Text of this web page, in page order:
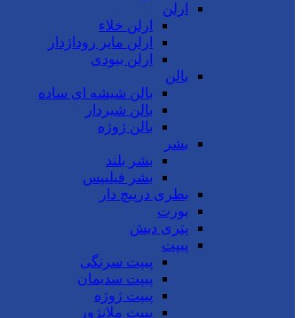
ارلن
ارلن خلاء
ارلن مایر روداژدار
ارلن بیودی
بالن
بالن شیشه ای ساده
بالن شیردار
بالن ژوژه
بشر
بشر بلند
بشر فیلیپس
بطری درپیچ دار
بورت
پتری دیش
پیپت
پیپت سرنگی
پیپت سدیمان
پیپت ژوژه
پیپت ملانژور